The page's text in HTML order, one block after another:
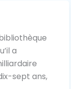
a
sept ans,